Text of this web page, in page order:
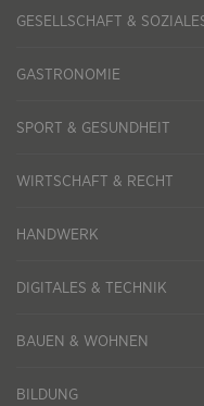
GESELLSCHAFT &
GASTRONOMIE
SPORT & GESUNDHEIT
WIRTSCHAFT & RECHT
HANDWERK
DIGITALES & TECHNIK
BAUEN & WOHNEN
BILDUNG